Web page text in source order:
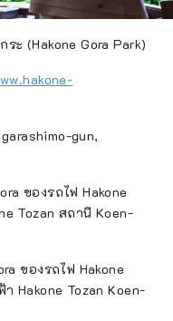
ะ (Hakone Gora Park)
gun,
ของรถไฟ Hakone
Tozan สถานี Koen-
ของรถไฟ Hakone
Hakone Tozan Koen-